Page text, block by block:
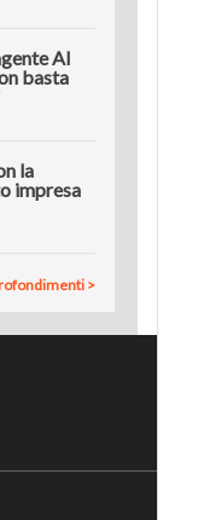
AI
basta
la
impresa
>